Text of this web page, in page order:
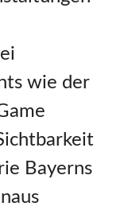
wie der
Bayerns